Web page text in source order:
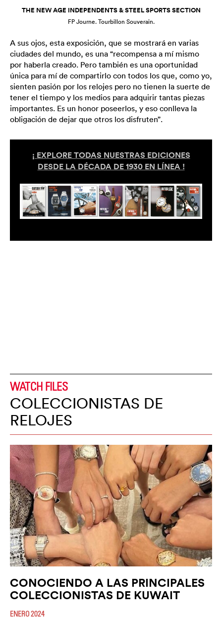
THE NEW AGE INDEPENDENTS & STEEL SPORTS SECTION
FP Journe. Tourbillon Souverain.
A sus ojos, esta exposición, que se mostrará en varias
ciudades del mundo, es una “recompensa a mí mismo
por haberla creado. Pero también es una oportunidad
única para mí de compartirlo con todos los que, como yo,
sienten pasión por los relojes pero no tienen la suerte de
tener el tiempo y los medios para adquirir tantas piezas
importantes. Es un honor poseerlos, y eso conlleva la
obligación de dejar que otros los disfruten”.
¡ EXPLORE TODAS NUESTRAS EDICIONES
DESDE LA DÉCADA DE 1930 EN LÍNEA !
WATCH FILES
COLECCIONISTAS DE
RELOJES
CONOCIENDO A LAS PRINCIPALES
COLECCIONISTAS DE KUWAIT
ENERO 2024